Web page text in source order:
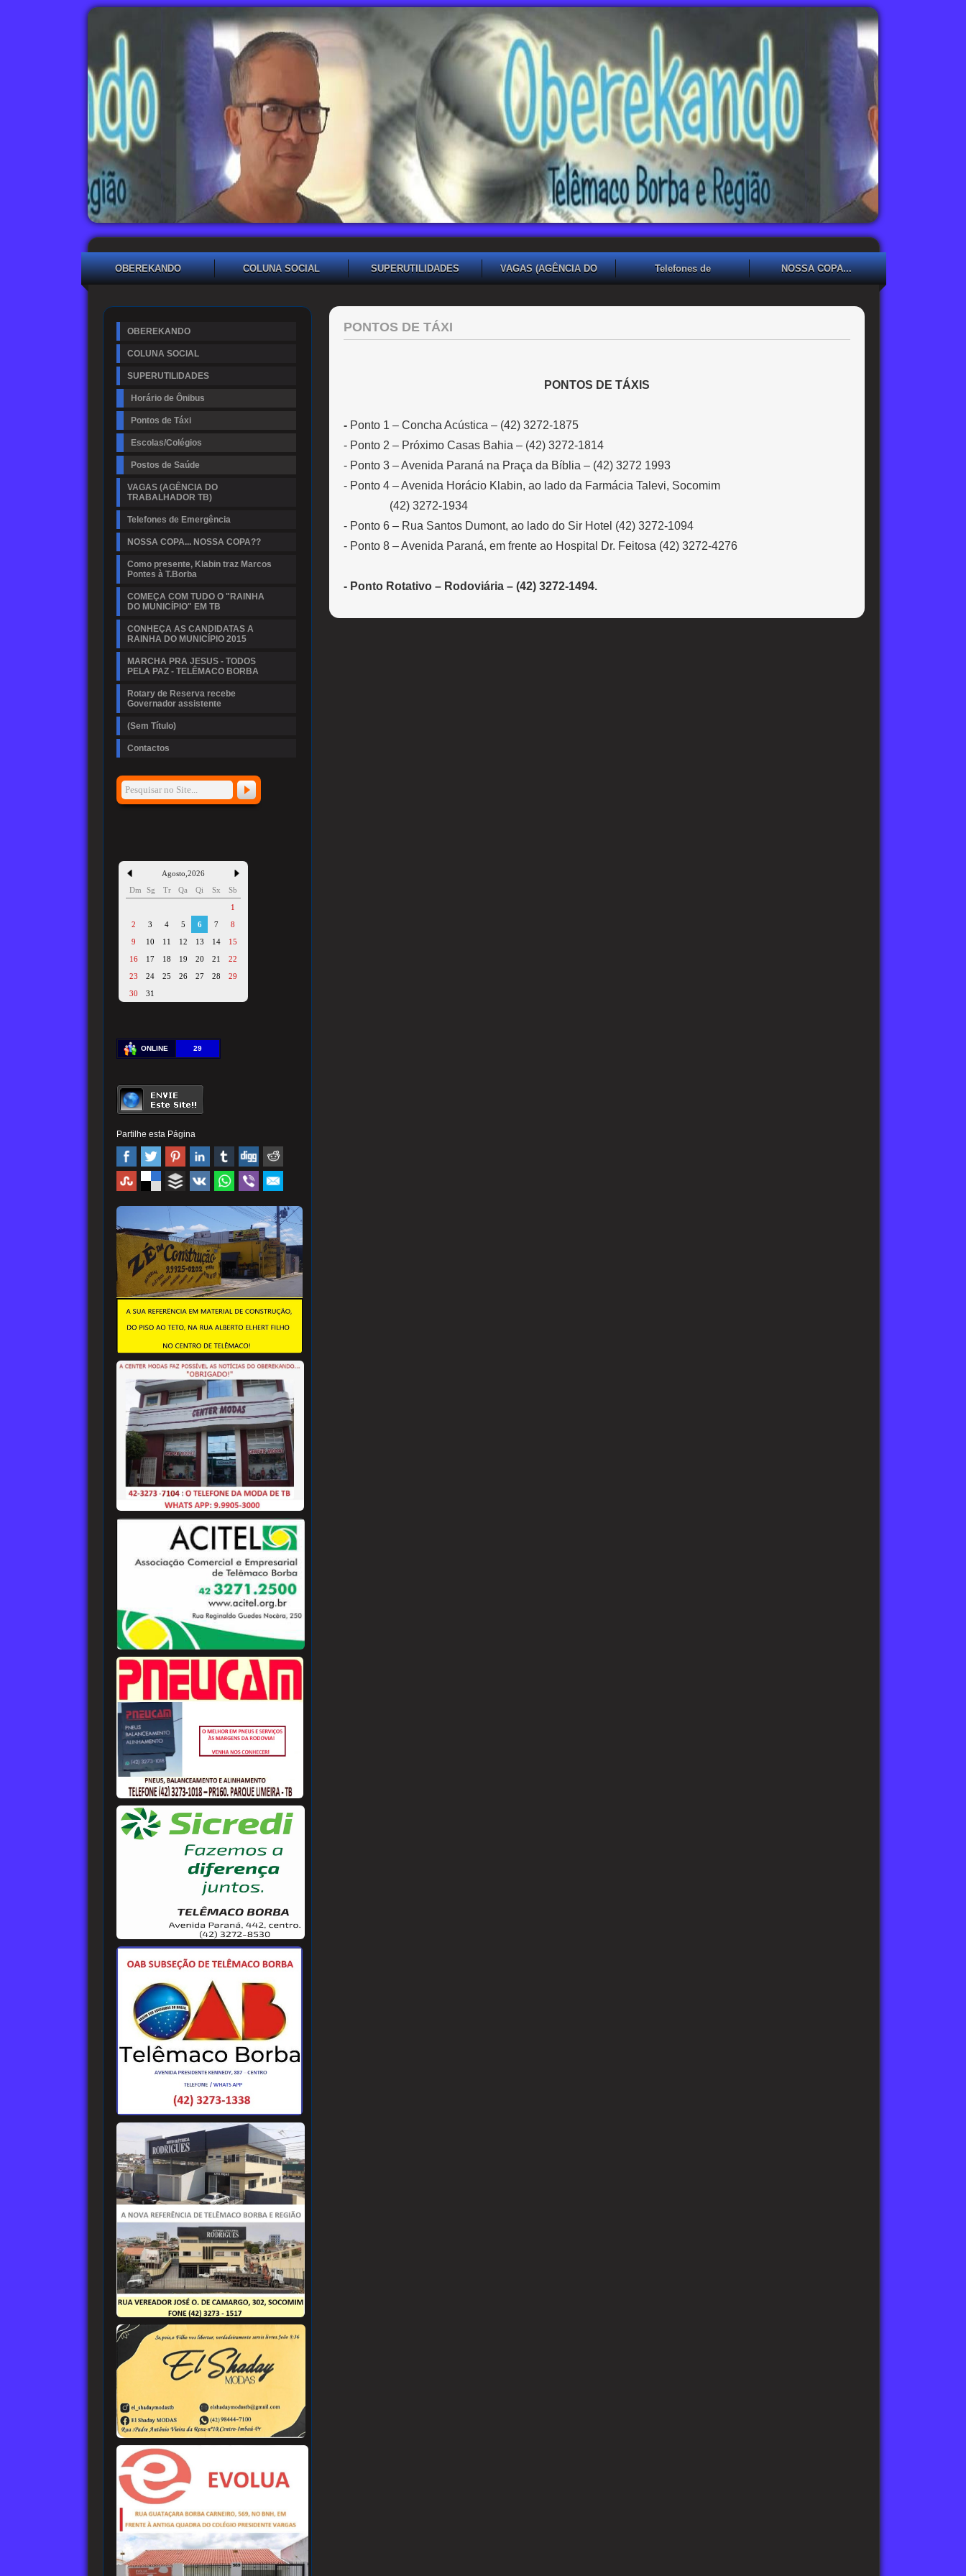
OBEREKANDO COLUNA SOCIAL SUPERUTILIDADES
VAGAS (AGÊNCIA DO
Telefones de
NOSSA COPA...
OBEREKANDO
COLUNA SOCIAL
SUPERUTILIDADES
Horário de Ônibus
Pontos de Táxi
Escolas/Colégios
Postos de Saúde
VAGAS (AGÊNCIA DO
TRABALHADOR TB)
Telefones de Emergência
NOSSA COPA... NOSSA COPA??
Como presente, Klabin traz Marcos
Pontes à T.Borba
COMEÇA COM TUDO O "RAINHA
DO MUNICÍPIO" EM TB
CONHEÇA AS CANDIDATAS A
RAINHA DO MUNICÍPIO 2015
MARCHA PRA JESUS - TODOS
PELA PAZ - TELÊMACO BORBA
Rotary de Reserva recebe
Governador assistente
(Sem Título)
Contactos
Agosto 2026
Dm
Sg Tr Qa Qi Sx
Sb
1
2
3 4 5 6 7
8
9
10 11 12 13 14
15
16
17 18 19 20 21
22
23
24 25 26 27 28
29
30
31
ONLINE 29
Partilhe esta Página
PONTOS DE TÁXI
PONTOS DE TÁXIS
- Ponto 1 – Concha Acústica – (42) 3272-1875
- Ponto 2 – Próximo Casas Bahia – (42) 3272-1814
- Ponto 3 – Avenida Paraná na Praça da Bíblia – (42) 3272 1993
- Ponto 4 – Avenida Horácio Klabin, ao lado da Farmácia Talevi, Socomim
(42) 3272-1934
- Ponto 6 – Rua Santos Dumont, ao lado do Sir Hotel (42) 3272-1094
- Ponto 8 – Avenida Paraná, em frente ao Hospital Dr. Feitosa (42) 3272-4276
- Ponto Rotativo – Rodoviária – (42) 3272-1494.